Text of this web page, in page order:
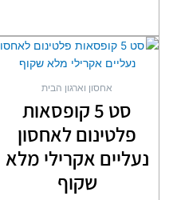
אחסון וארגון הבית
סט 5 קופסאות
פלטינום לאחסון
נעליים אקרילי מלא
שקוף